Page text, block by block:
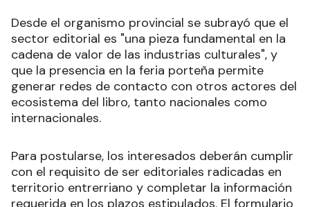
Desde el organismo provincial se subrayó que el
sector editorial es "una pieza fundamental en la
cadena de valor de las industrias culturales", y
que la presencia en la feria porteña permite
generar redes de contacto con otros actores del
ecosistema del libro, tanto nacionales como
internacionales.
Para postularse, los interesados deberán cumplir
con el requisito de ser editoriales radicadas en
territorio entrerriano y completar la información
requerida en los plazos estipulados. El formulario